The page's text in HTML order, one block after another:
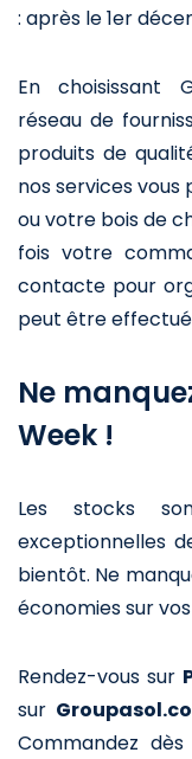
: après le 1er
En choisissant
réseau de
produits de
nos services
ou votre bois de
fois votre
contacte pour
peut être
Ne
Week !
Les stocks
exceptionnelles
bientôt. Ne
économies sur
Rendez-vous sur
sur
Commandez